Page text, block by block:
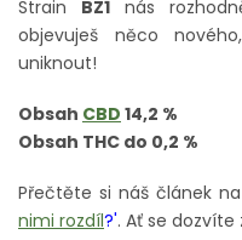
Strain BZ1 nás
objevuješ něco
uniknout!
Obsah CBD 14,2 %
Obsah THC do 0,2 %
Přečtěte si náš článek
nimi rozdíl?'. Ať se